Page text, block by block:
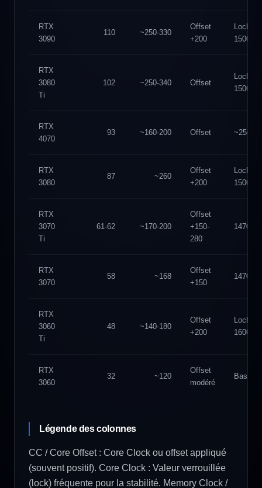
RTX
3090
110 ~250-330
Offset
+200
Lock
1500
RTX
3080
Ti
102 ~250-340 Offset
Lock
1500
RTX
4070
93 ~160-200 Offset ~2500
RTX
3080
87 ~260
Offset
+200
Lock
1500
RTX
3070
Ti
61-62 ~170-200
Offset
+150-
280
1470
RTX
3070
58 ~168
Offset
+150
1470
RTX
3060
Ti
48 ~140-180
Offset
+200
Lock
1600
RTX
3060
32 ~120
Offset
modéré
Bas
Légende des colonnes
CC / Core Offset : Core Clock ou offset appliqué
(souvent positif). Core Clock : Valeur verrouillée
(lock) fréquente pour la stabilité. Memory Clock /